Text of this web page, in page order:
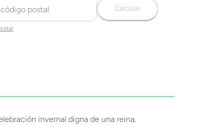
Calcular
invernal digna de una reina.